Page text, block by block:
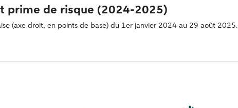
prime de risque (2024-2025)
(axe droit, en points de base) du 1er janvier 2024 au 29 août 2025.